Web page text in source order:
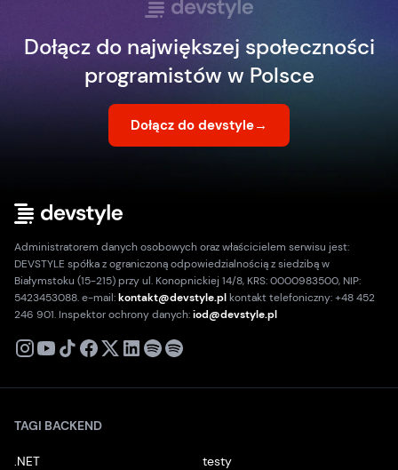
Dołącz do największej społeczności
programistów w Polsce
Dołącz do devstyle→
Administratorem danych osobowych oraz właścicielem serwisu jest:
DEVSTYLE spółka z ograniczoną odpowiedzialnością z siedzibą w
Białymstoku (15-215) przy ul. Konopnickiej 14/8, KRS: 0000983500, NIP:
5423453088. e-mail:kontakt@devstyle.plkontakt telefoniczny: +48 452
246 901. Inspektor ochrony danych:iod@devstyle.pl
X
TAGI BACKEND
.NET
testy